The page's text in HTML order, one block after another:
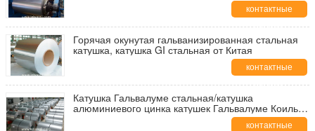
контактные
данные
Горячая окунутая гальванизированная стальная
катушка, катушка GI стальная от Китая
контактные
данные
Катушка Гальвалуме стальная/катушка
алюминиевого цинка катушек Гальвалуме Коильс/
ГЛ стальная/катушка КоильсАлузинк контактные